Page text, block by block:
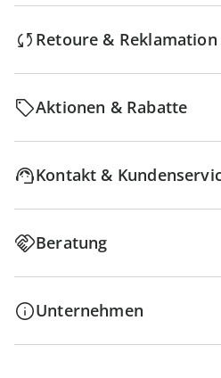
Retoure & Reklamation
Aktionen & Rabatte
Kontakt &
Beratung
Unternehmen